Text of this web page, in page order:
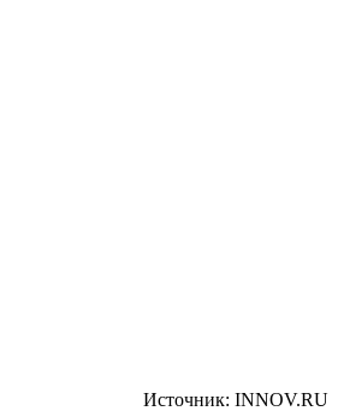
Источник: INNOV.RU